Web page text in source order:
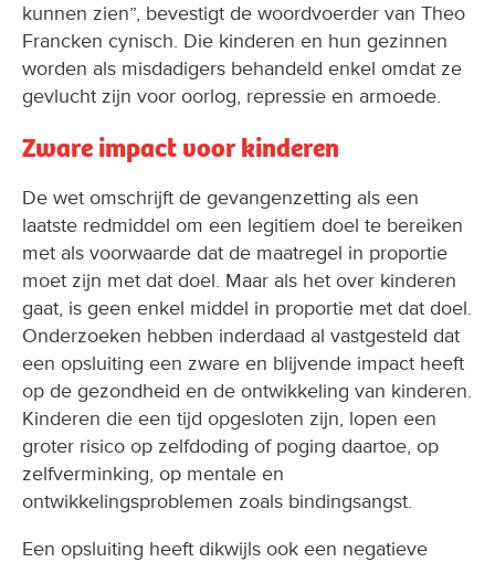
kunnen zien”, bevestigt de woordvoerder van Theo
Francken cynisch. Die kinderen en hun gezinnen
worden als misdadigers behandeld enkel omdat ze
gevlucht zijn voor oorlog, repressie en armoede.
Zware impact voor kinderen
De wet omschrijft de gevangenzetting als een
laatste redmiddel om een legitiem doel te bereiken
met als voorwaarde dat de maatregel in proportie
moet zijn met dat doel. Maar als het over kinderen
gaat, is geen enkel middel in proportie met dat doel.
Onderzoeken hebben inderdaad al vastgesteld dat
een opsluiting een zware en blijvende impact heeft
op de gezondheid en de ontwikkeling van kinderen.
Kinderen die een tijd opgesloten zijn, lopen een
groter risico op zelfdoding of poging daartoe, op
zelfverminking, op mentale en
ontwikkelingsproblemen zoals bindingsangst.
Een opsluiting heeft dikwijls ook een negatieve